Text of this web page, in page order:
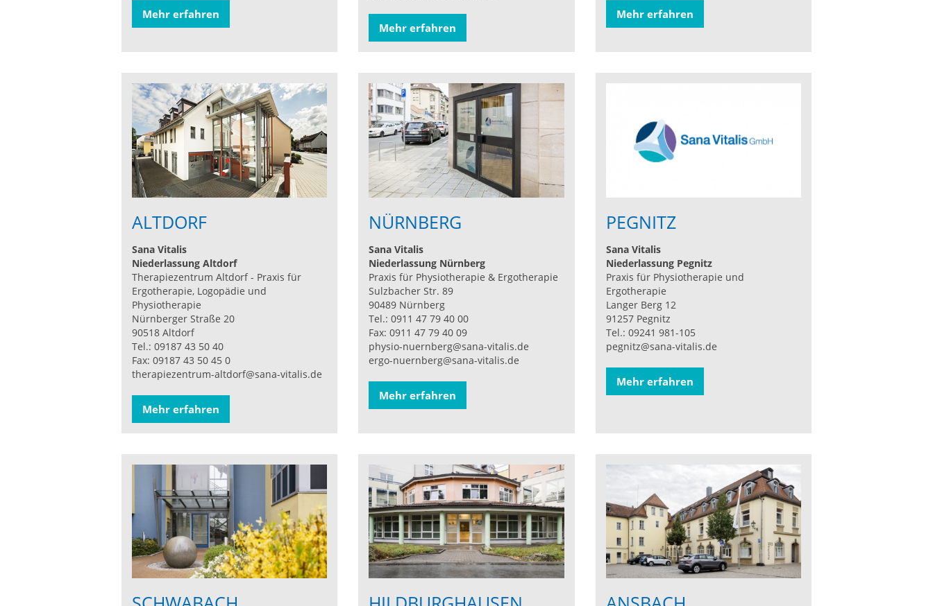
Mehr erfahren
Mehr erfahren
Mehr erfahren
ALTDORF
Sana Vitalis
Niederlassung Altdorf
Therapiezentrum Altdorf - Praxis für
Ergotherapie, Logopädie und
Physiotherapie
Nürnberger Straße 20
90518 Altdorf
Tel.: 09187 43 50 40
Fax: 09187 43 50 45 0
therapiezentrum-altdorf@sana-vitalis.de
Mehr erfahren
NÜRNBERG
Sana Vitalis
Niederlassung Nürnberg
Praxis für Physiotherapie & Ergotherapie
Sulzbacher Str. 89
90489 Nürnberg
Tel.: 0911 47 79 40 00
Fax: 0911 47 79 40 09
physio-nuernberg@sana-vitalis.de
ergo-nuernberg@sana-vitalis.de
Mehr erfahren
PEGNITZ
Sana Vitalis
Niederlassung Pegnitz
Praxis für Physiotherapie und
Ergotherapie
Langer Berg 12
91257 Pegnitz
Tel.: 09241 981-105
pegnitz@sana-vitalis.de
Mehr erfahren